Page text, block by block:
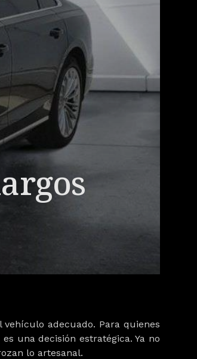
adecuado. Para quienes
es una decisión estratégica. Ya no
lo artesanal.